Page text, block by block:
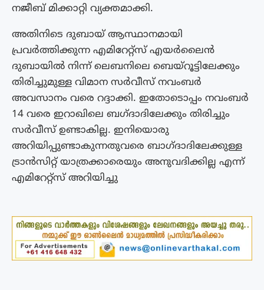
നജീബ് മിക്കാറ്റി വ്യക്തമാക്കി.
അതിനിടെ ദുബായ് ആസ്ഥാനമായി
പ്രവർത്തിക്കുന്ന എമിറേറ്റ്സ് എയർലൈൻ
ദുബായിൽ നിന്ന് ലെബനിലെ ബെയ്റൂട്ടിലേക്കും
തിരിച്ചുമുള്ള വിമാന സർവീസ് നവംബർ
അവസാനം വരെ റദ്ദാക്കി. ഇതോടൊപ്പം നവംബർ
14 വരെ ഇറാഖിലെ ബഗ്ദാദിലേക്കും തിരിച്ചും
സർവീസ് ഉണ്ടാകില്ല. ഇനിയൊരു
അറിയിപ്പുണ്ടാകുന്നതുവരെ ബാഗ്ദാദിലേക്കുള്ള
ട്രാൻസിറ്റ് യാത്രക്കാരെയും അനുവദിക്കില്ല എന്ന്
എമിറേറ്റ്സ് അറിയിച്ചു